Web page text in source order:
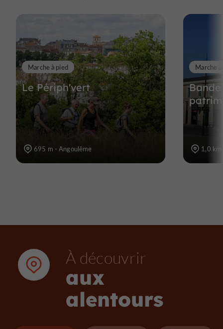
Le Périph'vert
Marche à pied
695 m - Angoulême
Marche
1,0 km
À découvrir
aux
alentours